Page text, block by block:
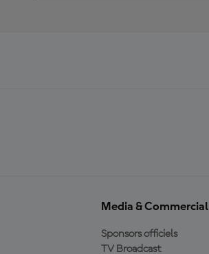
Media & Commercial
Sponsors officiels
TV Broadcast